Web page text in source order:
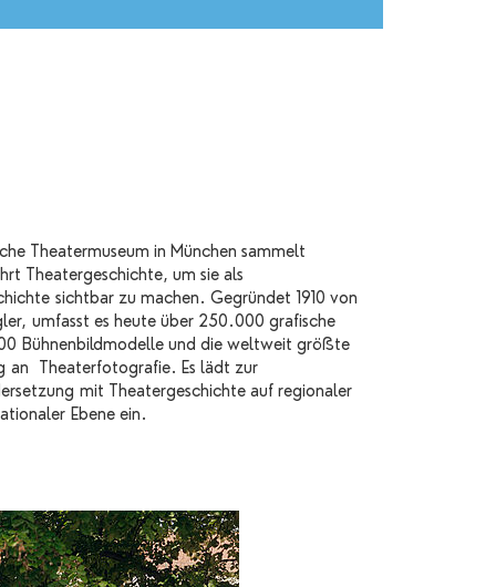
Theatermuseum in München sammelt
Theatergeschichte, um sie als
sichtbar zu machen. Gegründet 1910 von
umfasst es heute über 250.000 grafische
Bühnenbildmodelle und die weltweit größte
an Theaterfotografie. Es lädt zur
mit Theatergeschichte auf regionaler
Ebene ein.